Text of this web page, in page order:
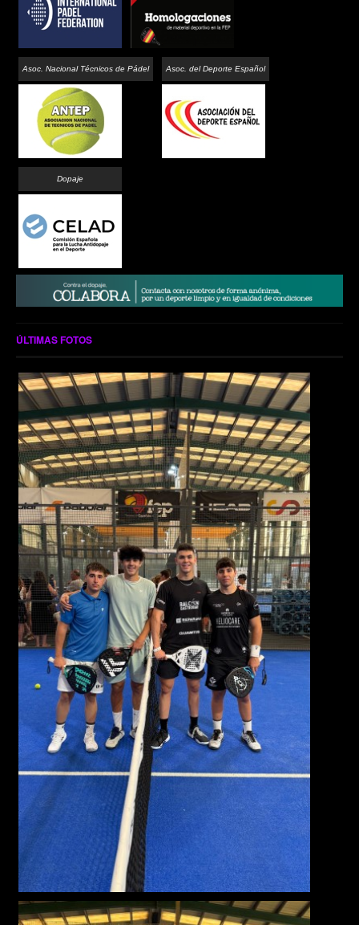
Asoc. Nacional Técnicos de Pádel Asoc. del Deporte Español
Dopaje
ÚLTIMAS FOTOS